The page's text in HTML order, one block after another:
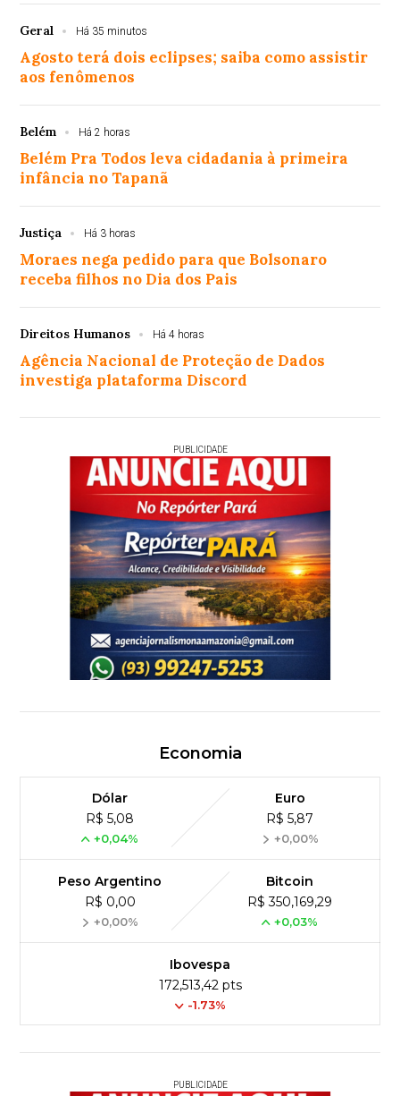
Geral Há 35 minutos
Agosto terá dois eclipses; saiba como assistir
aos fenômenos
Belém Há 2 horas
Belém Pra Todos leva cidadania à primeira
infância no Tapanã
Justiça Há 3 horas
Moraes nega pedido para que Bolsonaro
receba filhos no Dia dos Pais
Direitos Humanos Há 4 horas
Agência Nacional de Proteção de Dados
investiga plataforma Discord
PUBLICIDADE
Economia
Dólar
R$ 5,08
+0,04%
Euro
R$ 5,87
+0,00%
Peso Argentino
R$ 0,00
+0,00%
Bitcoin
R$ 350,169,29
+0,03%
Ibovespa
172,513,42 pts
-1.73%
PUBLICIDADE